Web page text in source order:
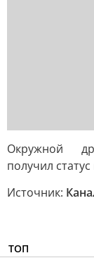
Окружной
получил
Источник:
ТОП